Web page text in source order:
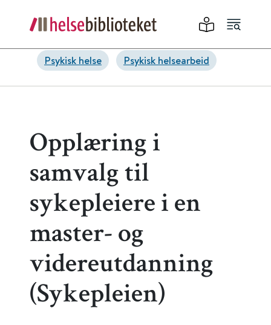
Psykisk helse Psykisk helsearbeid
Opplæring i
samvalg til
sykepleiere i en
master- og
videreutdanning
(Sykepleien)